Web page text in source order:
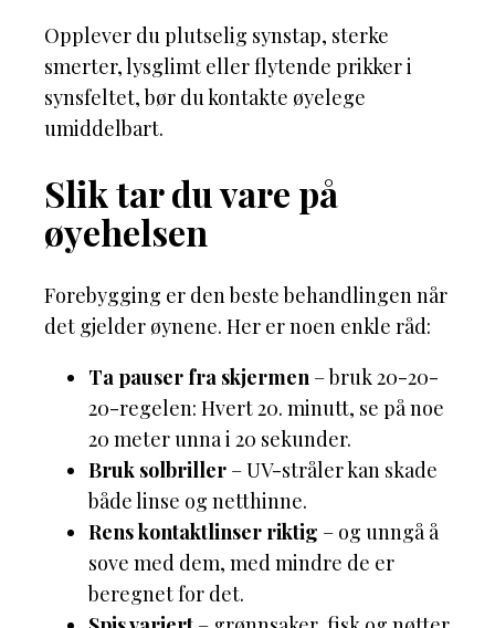
Opplever du plutselig synstap, sterke
smerter, lysglimt eller flytende prikker i
synsfeltet, bør du kontakte øyelege
umiddelbart.
Slik tar du vare på
øyehelsen
Forebygging er den beste behandlingen når
det gjelder øynene. Her er noen enkle råd:
Ta pauser fra skjermen – bruk 20-20-
20-regelen: Hvert 20. minutt, se på noe
20 meter unna i 20 sekunder.
Bruk solbriller – UV-stråler kan skade
både linse og netthinne.
Rens kontaktlinser riktig – og unngå å
sove med dem, med mindre de er
beregnet for det.